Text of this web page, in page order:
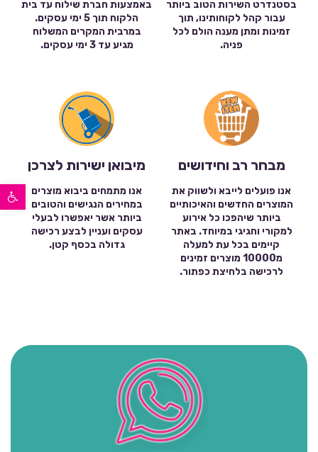
פתח סרגל נגישות
בסטנדרט השירות הטוב ביותר
עבור קהל לקוחותינו, תוך
זמינות ומתן מענה הולם לכל
פניה.
באמצעות חברת שילוח עד בית
הלקוח תוך 5 ימי עסקים.
במרבית המקרים המשלוח
מגיע עד 3 ימי עסקים.
מבחר רב וחידושים
אנו פועלים לייבא ולשווק את
המוצרים החדשים והאיכותיים
ביותר שיהפכו כל אירוע
למקורי וחגיגי במיוחד. באתר
קיימים בכל עת למעלה
מ10000 מוצרים זמינים
לרכישה בלחיצת כפתור.
מיבואן ישירות לצרכן
אנו מתמחים ביבוא מוצרים
במחירים הנגישים והטובים
ביותר אשר יאפשרו לבעלי
עסקים ועניין לבצע רכישה
גדולה בכסף קטן.